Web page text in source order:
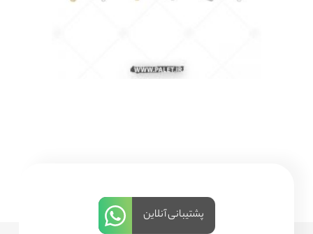
پشتیبانی آنلاین